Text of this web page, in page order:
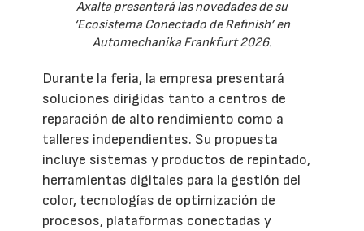
Axalta presentará las novedades de su
‘Ecosistema Conectado de Refinish’ en
Automechanika Frankfurt 2026.
Durante la feria, la empresa presentará
soluciones dirigidas tanto a centros de
reparación de alto rendimiento como a
talleres independientes. Su propuesta
incluye sistemas y productos de repintado,
herramientas digitales para la gestión del
color, tecnologías de optimización de
procesos, plataformas conectadas y